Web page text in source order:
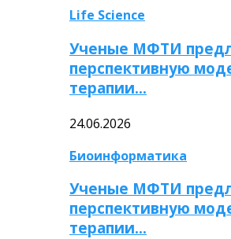
Life Science
Ученые МФТИ
перспективную
терапии…
24.06.2026
Биоинформатика
Ученые МФТИ
перспективную
терапии…